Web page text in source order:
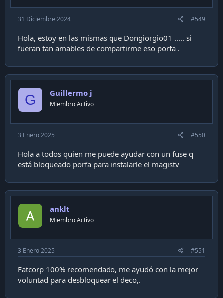
31 Diciembre 2024 #549
Hola, estoy en las mismas que Dongiorgio01 ..... si
fueran tan amables de compartirme eso porfa .
G Guillermo j
Miembro Activo
3 Enero 2025 #550
Hola a todos quien me puede ayudar con un fuse q
está bloqueado porfa para instalarle el magistv
anklt
Miembro Activo
3 Enero 2025 #551
Fatcorp 100% recomendado, me ayudó con la mejor
voluntad para desbloquear el deco,.